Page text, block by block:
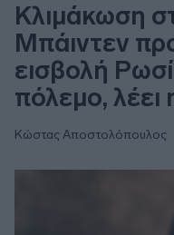
Κλιμάκωση
Μπάιντεν
εισβολή
πόλεμο,
Κώστας Αποστολόπουλος